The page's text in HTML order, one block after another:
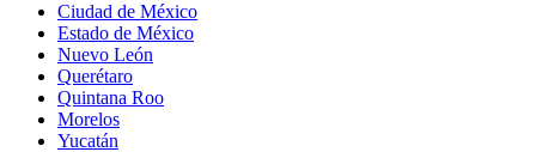
Ciudad de México
Estado de México
Nuevo León
Querétaro
Quintana Roo
Morelos
Yucatán